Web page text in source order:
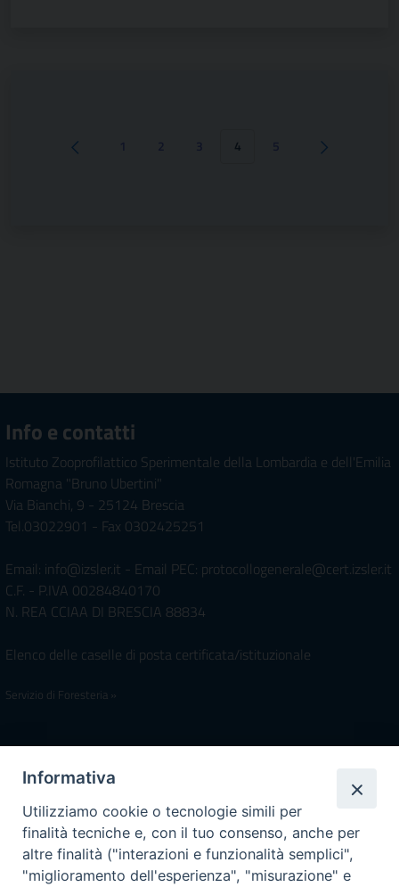
4 Pagina
Info e contatti
Istituto Zooprofilattico Sperimentale della Lombardia e dell'Emilia
Romagna "Bruno Ubertini"
Via Bianchi, 9 - 25124 Brescia
Tel.03022901 - Fax 0302425251
Email: info@izsler.it - Email PEC: protocollogenerale@cert.izsler.it
C.F. - P.IVA 00284840170
N. REA CCIAA DI BRESCIA 88834
Elenco delle caselle di posta certificata/istituzionale
Servizio di Foresteria »
Iscrivimi Alla Newsletter
Accessibilità
Note Legali|Privacy
Informativa
Utilizziamo cookie o tecnologie simili per
finalità tecniche e, con il tuo consenso, anche per
altre finalità ("interazioni e funzionalità semplici",
"miglioramento dell'esperienza", "misurazione" e